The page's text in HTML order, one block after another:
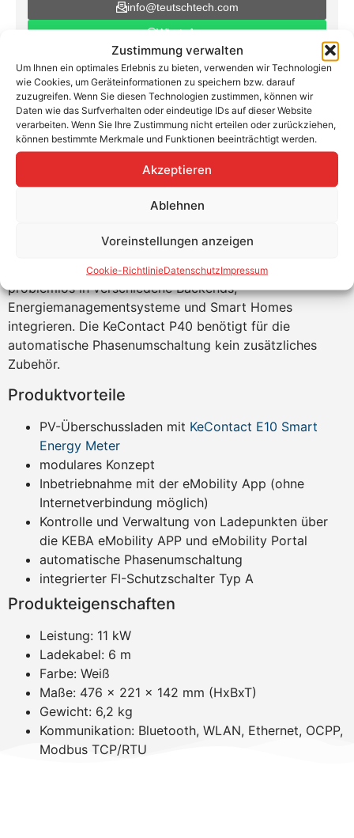
Zustimmung verwalten
Um Ihnen ein optimales Erlebnis zu bieten, verwenden wir Technologien
wie Cookies, um Geräteinformationen zu speichern bzw. darauf
zuzugreifen. Wenn Sie diesen Technologien zustimmen, können wir
Daten wie das Surfverhalten oder eindeutige IDs auf dieser Website
verarbeiten. Wenn Sie Ihre Zustimmung nicht erteilen oder zurückziehen,
können bestimmte Merkmale und Funktionen beeinträchtigt werden.
Akzeptieren
Ablehnen
Voreinstellungen anzeigen
Cookie-RichtlinieDatenschutzImpressum
info@teutschtech.com
WhatsApp
KEBA KeContact P40 mit Ladekabel,
einfacher Zähler
unkompliziert einrichten und bedienen, insbesondere
Bluetooth, sogar ohne Internetverbindung. Dank
zahlreicher Schnittstellen lassen sich die Systeme
problemlos in verschiedene Backends,
Energiemanagementsysteme und Smart Homes
integrieren. Die KeContact P40 benötigt für die
automatische Phasenumschaltung kein zusätzliches
Zubehör.
Produktvorteile
PV-Überschussladen mit KeContact E10 Smart
Energy Meter
modulares Konzept
Inbetriebnahme mit der eMobility App (ohne
Internetverbindung möglich)
Kontrolle und Verwaltung von Ladepunkten über
die KEBA eMobility APP und eMobility Portal
automatische Phasenumschaltung
integrierter FI-Schutzschalter Typ A
Produkteigenschaften
Leistung: 11 kW
Ladekabel: 6 m
Farbe: Weiß
Maße: 476 x 221 x 142 mm (HxBxT)
Gewicht: 6,2 kg
Kommunikation: Bluetooth, WLAN, Ethernet, OCPP,
Modbus TCP/RTU